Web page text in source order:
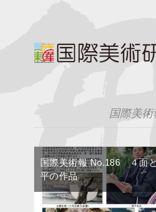
国際美術
国際美術報 No.186 ４面
平の作品